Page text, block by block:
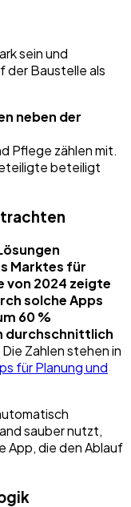
sein und
der Baustelle als
neben der
Pflege zählen mit.
beteiligt
Marktes für
von 2024 zeigte
solche Apps
60 %
durchschnittlich
Die Zahlen stehen in
für Planung und
sauber nutzt,
App, die den Ablauf